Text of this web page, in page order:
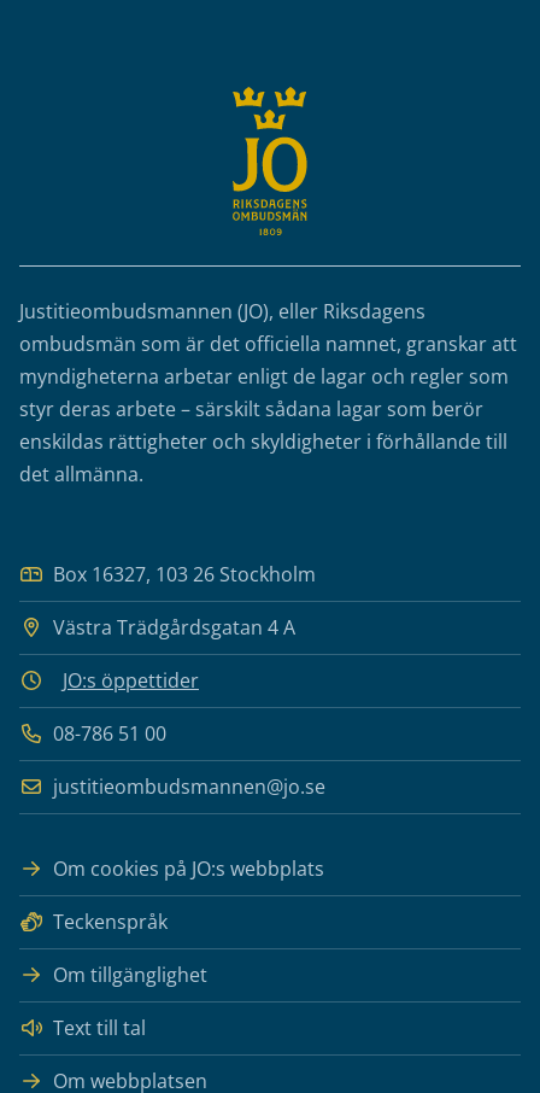
Justitieombudsmannen (JO), eller Riksdagens
ombudsmän som är det officiella namnet, granskar att
myndigheterna arbetar enligt de lagar och regler som
styr deras arbete – särskilt sådana lagar som berör
enskildas rättigheter och skyldigheter i förhållande till
det allmänna.
Box 16327, 103 26 Stockholm
Västra Trädgårdsgatan 4 A
JO:s öppettider
08-786 51 00
justitieombudsmannen@jo.se
Om cookies på JO:s webbplats
Teckenspråk
Om tillgänglighet
Text till tal
Om webbplatsen